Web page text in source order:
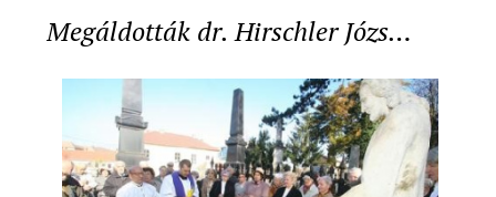
Megáldották dr. Hirschler Józs…